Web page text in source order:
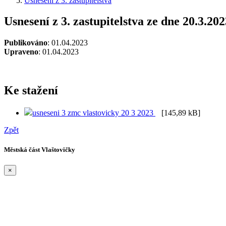
Usnesení z 3. zastupitelstva ze dne
Publikováno: 01.04.2023
Upraveno: 01.04.2023
Ke stažení
usneseni 3 zmc vlastovicky 20 3 2023
[145,89 kB]
Zpět
Městská část Vlaštovičky
×